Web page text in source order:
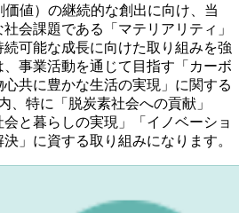
価値）の継続的な創出に向け、当
会課題である「マテリアリティ」
可能な成長に向けた取り組みを強
事業活動を通じて目指す「カーボ
共に豊かな生活の実現」に関する
、特に「脱炭素社会への貢献」
会と暮らしの実現」「イノベーショ
」に資する取り組みになります。